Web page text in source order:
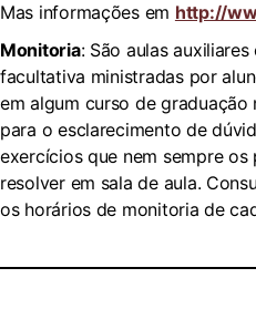
Mas informações em http://
Monitoria: São aulas
facultativa ministradas por
em algum curso de graduação
para o esclarecimento de
exercícios que nem sempre
resolver em sala de aula.
os horários de monitoria de